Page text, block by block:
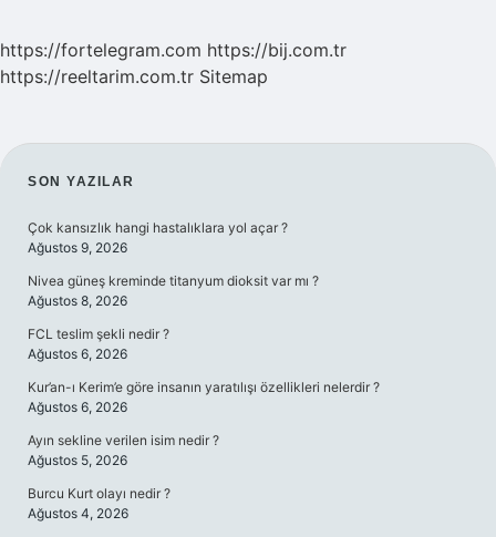
https://fortelegram.com https://bij.com.tr
https://reeltarim.com.tr Sitemap
SIDEBAR
SON YAZILAR
Çok kansızlık hangi hastalıklara yol açar ?
Ağustos 9, 2026
Nivea güneş kreminde titanyum dioksit var mı ?
Ağustos 8, 2026
FCL teslim şekli nedir ?
Ağustos 6, 2026
Kur’an-ı Kerim’e göre insanın yaratılışı özellikleri nelerdir ?
Ağustos 6, 2026
Ayın sekline verilen isim nedir ?
Ağustos 5, 2026
Burcu Kurt olayı nedir ?
Ağustos 4, 2026